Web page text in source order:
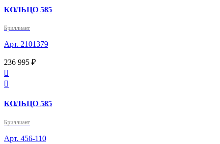
КОЛЬЦО 585
Бриллиант
Арт. 2101379
236 995 ₽


КОЛЬЦО 585
Бриллиант
Арт. 456-110